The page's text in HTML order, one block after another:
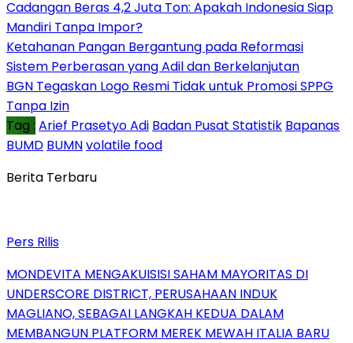
Cadangan Beras 4,2 Juta Ton: Apakah Indonesia Siap
Mandiri Tanpa Impor?
Ketahanan Pangan Bergantung pada Reformasi
Sistem Perberasan yang Adil dan Berkelanjutan
BGN Tegaskan Logo Resmi Tidak untuk Promosi SPPG
Tanpa Izin
Tag : Arief Prasetyo Adi Badan Pusat Statistik Bapanas
BUMD BUMNvolatile food
Berita Terbaru
Pers Rilis
MONDEVITA MENGAKUISISI SAHAM MAYORITAS DI
UNDERSCORE DISTRICT, PERUSAHAAN INDUK
MAGLIANO, SEBAGAI LANGKAH KEDUA DALAM
MEMBANGUN PLATFORM MEREK MEWAH ITALIA BARU